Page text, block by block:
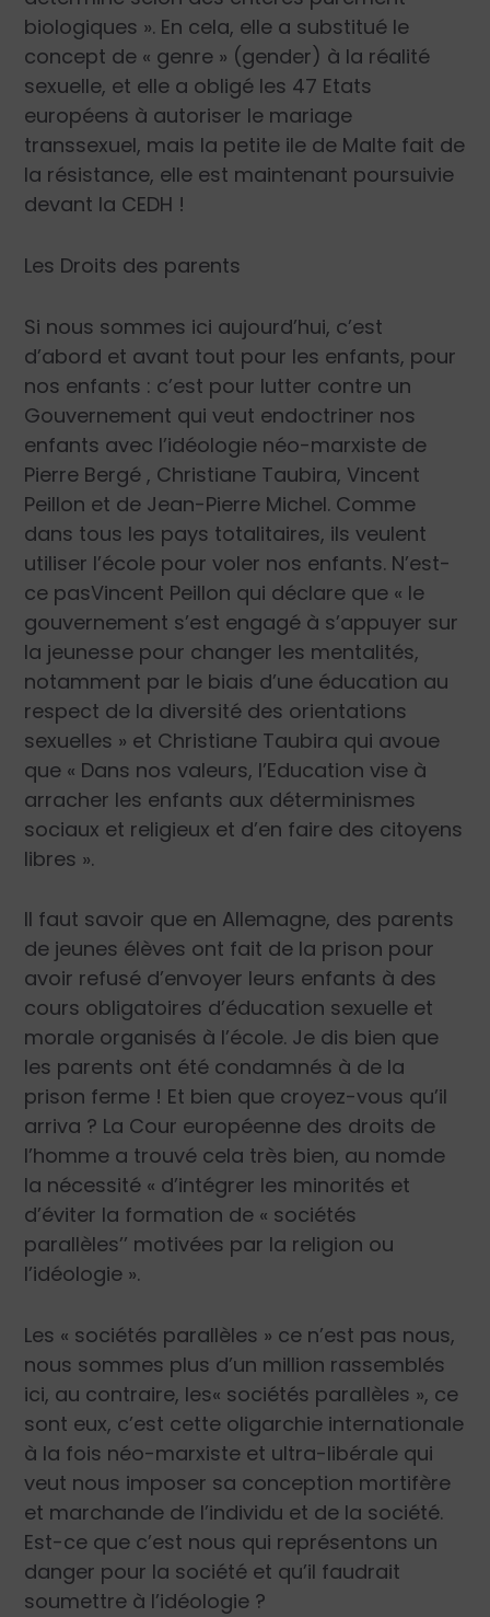
biologiques ». En cela, elle a substitué le
concept de « genre » (gender) à la réalité
sexuelle, et elle a obligé les 47 Etats
européens à autoriser le mariage
transsexuel, mais la petite ile de Malte fait de
la résistance, elle est maintenant poursuivie
devant la CEDH !
Les Droits des parents
Si nous sommes ici aujourd’hui, c’est
d’abord et avant tout pour les enfants, pour
nos enfants : c’est pour lutter contre un
Gouvernement qui veut endoctriner nos
enfants avec l’idéologie néo-marxiste de
Pierre Bergé , Christiane Taubira, Vincent
Peillon et de Jean-Pierre Michel. Comme
dans tous les pays totalitaires, ils veulent
utiliser l’école pour voler nos enfants. N’est-
ce pasVincent Peillon qui déclare que « le
gouvernement s’est engagé à s’appuyer sur
la jeunesse pour changer les mentalités,
notamment par le biais d’une éducation au
respect de la diversité des orientations
sexuelles » et Christiane Taubira qui avoue
que « Dans nos valeurs, l’Education vise à
arracher les enfants aux déterminismes
sociaux et religieux et d’en faire des citoyens
libres ».
Il faut savoir que en Allemagne, des parents
de jeunes élèves ont fait de la prison pour
avoir refusé d’envoyer leurs enfants à des
cours obligatoires d’éducation sexuelle et
morale organisés à l’école. Je dis bien que
les parents ont été condamnés à de la
prison ferme ! Et bien que croyez-vous qu’il
arriva ? La Cour européenne des droits de
l’homme a trouvé cela très bien, au nomde
la nécessité « d’intégrer les minorités et
d’éviter la formation de « sociétés
parallèles’’ motivées par la religion ou
l’idéologie ».
Les « sociétés parallèles » ce n’est pas nous,
nous sommes plus d’un million rassemblés
ici, au contraire, les« sociétés parallèles », ce
sont eux, c’est cette oligarchie internationale
à la fois néo-marxiste et ultra-libérale qui
veut nous imposer sa conception mortifère
et marchande de l’individu et de la société.
Est-ce que c’est nous qui représentons un
danger pour la société et qu’il faudrait
soumettre à l’idéologie ?